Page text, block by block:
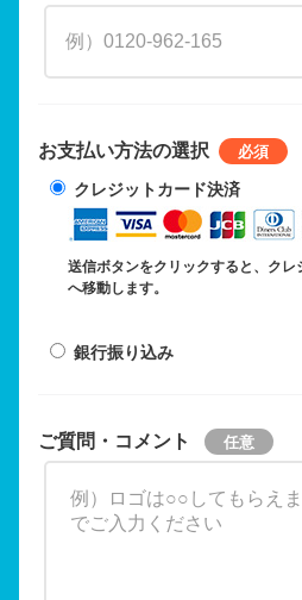
お支払い方法の選択
クレジットカード決済
送信ボタンをクリックすると、ク
へ移動します。
銀行振り込み
ご質問・コメント